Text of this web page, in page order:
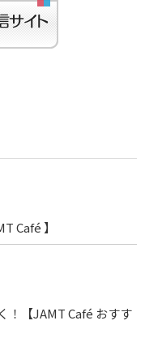
Café 】
！【JAMT Café おすす